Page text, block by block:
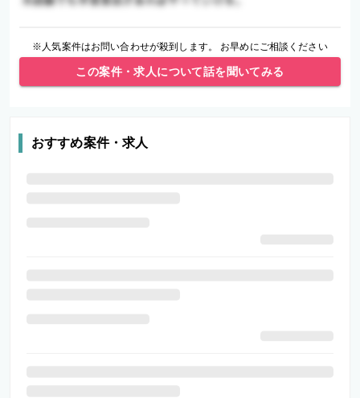
※人気案件はお問い合わせが殺到します。 お早めにご相談ください
この案件・求人について話を聞いてみる
おすすめ案件・求人